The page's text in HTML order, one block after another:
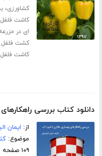
کشاورزی،
کاشت فلفل
ای در
کشت فلفل
کاشت
دانلود کتاب بررسی
از: ایمان
موضوع:
۱۰۹ صفحه